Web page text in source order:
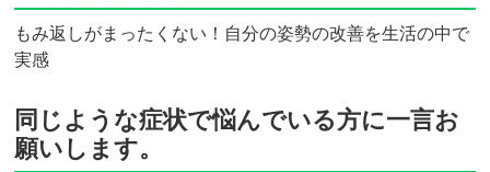
もみ返しがまったくない！自分の姿勢の改善を生活の中で
実感
同じような症状で悩んでいる方に一言お
願いします。